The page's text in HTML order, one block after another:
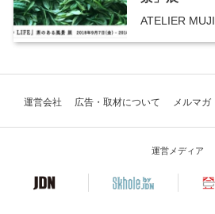
ATELIER MUJI
運営会社 広告・取材について メルマガ
運営メディア